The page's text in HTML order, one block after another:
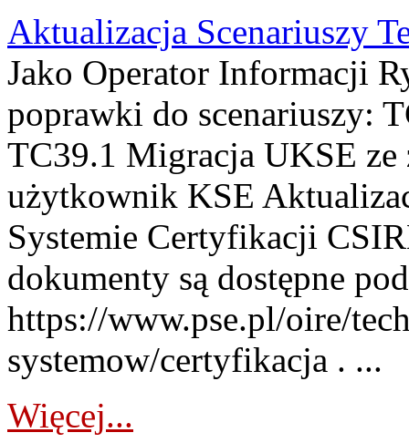
Aktualizacja Scenariuszy
Jako Operator Informacji
poprawki do scenariuszy:
TC39.1 Migracja UKSE
użytkownik KSE
Systemie Certyfikacji
dokumenty są dostępne
https://www.pse.pl/oire/
systemow/certyfikacja . ...
Więcej...